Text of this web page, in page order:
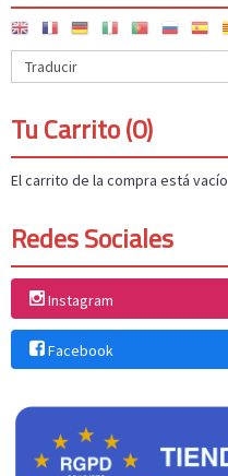
Tu Carrito (0)
El carrito de la compra está vacío
Redes Sociales
Instagram
Facebook